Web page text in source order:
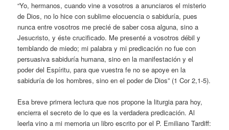
“Yo, hermanos, cuando vine a vosotros a anunciaros el misterio
de Dios, no lo hice con sublime elocuencia o sabiduría, pues
nunca entre vosotros me precié de saber cosa alguna, sino a
Jesucristo, y éste crucificado. Me presenté a vosotros débil y
temblando de miedo; mi palabra y mi predicación no fue con
persuasiva sabiduría humana, sino en la manifestación y el
poder del Espíritu, para que vuestra fe no se apoye en la
sabiduría de los hombres, sino en el poder de Dios” (1 Cor 2,1-5).
Esa breve primera lectura que nos propone la liturgia para hoy,
encierra el secreto de lo que es la verdadera predicación. Al
leerla vino a mi memoria un libro escrito por el P. Emiliano Tardiff: